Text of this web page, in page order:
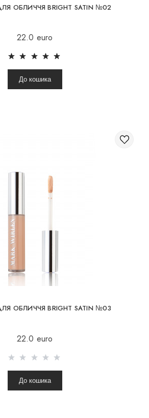
ОБЛИЧЧЯ BRIGHT SATIN №02
22.0 euro
До кошика
ОБЛИЧЧЯ BRIGHT SATIN №03
22.0 euro
До кошика